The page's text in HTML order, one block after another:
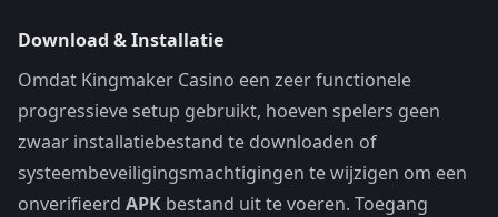
Download & Installatie
Omdat Kingmaker Casino een zeer functionele
progressieve setup gebruikt, hoeven spelers geen
zwaar installatiebestand te downloaden of
systeembeveiligingsmachtigingen te wijzigen om een
onverifieerd APK bestand uit te voeren. Toegang